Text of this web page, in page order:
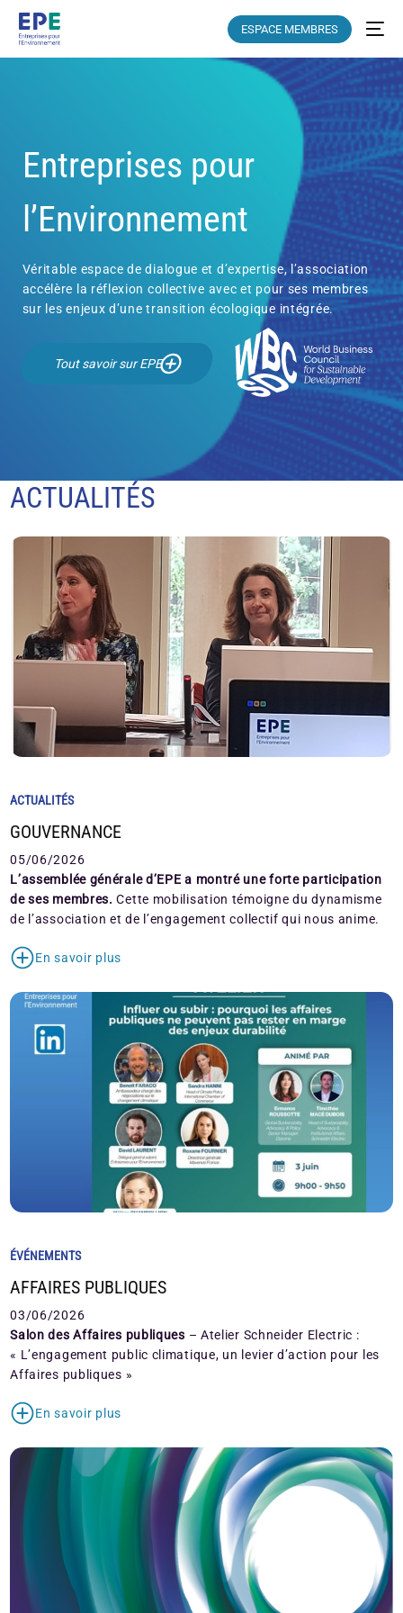
ESPACE MEMBRES
Entreprises pour
l’Environnement
Véritable espace de dialogue et d’expertise, l’association
accélère la réflexion collective avec et pour ses membres
sur les enjeux d’une transition écologique intégrée.
Tout savoir sur EPE
ACTUALITÉS
ACTUALITÉS
GOUVERNANCE
05/06/2026
L’assemblée générale d’EPE a montré une forte participation
de ses membres.Cette mobilisation témoigne du dynamisme
de l’association et de l’engagement collectif qui nous anime.
En savoir plus
ÉVÉNEMENTS
AFFAIRES PUBLIQUES
03/06/2026
Salon des Affaires publiques – Atelier Schneider Electric :
« L’engagement public climatique, un levier d’action pour les
Affaires publiques »
En savoir plus